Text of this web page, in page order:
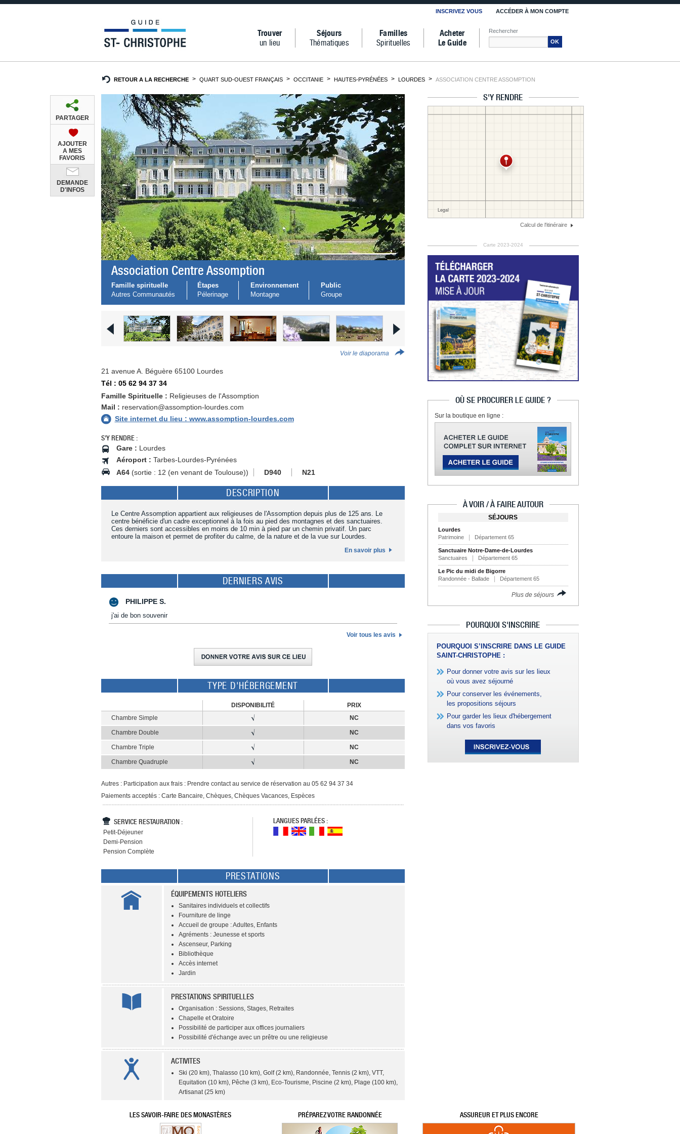
INSCRIVEZ VOUS ACCÉDER À MON COMPTE
Trouver
un lieu
Séjours
Thématiques
Familles
Spirituelles
Acheter
Le Guide
Rechercher
OK
RETOUR A LA RECHERCHE QUART SUD-OUEST FRANÇAIS OCCITANIE HAUTES-PYRÉNÉES LOURDES ASSOCIATION CENTRE ASSOMPTION
Association Centre Assomption
Famille spirituelle
Autres Communautés
Étapes
Pélerinage
Environnement
Montagne
Public
Groupe
Voir le diaporama
21 avenue A. Béguère 65100 Lourdes
Tél : 05 62 94 37 34
Famille Spirituelle : Religieuses de l'Assomption
Mail : reservation@assomption-lourdes.com
Site internet du lieu : www.assomption-lourdes.com
S'Y RENDRE :
Gare : Lourdes
Aéroport : Tarbes-Lourdes-Pyrénées
A64 (sortie : 12 (en venant de Toulouse)) D940 N21
DESCRIPTION
Le Centre Assomption appartient aux religieuses de l'Assomption depuis plus de 125 ans. Le
centre bénéficie d'un cadre exceptionnel à la fois au pied des montagnes et des sanctuaires.
Ces derniers sont accessibles en moins de 10 min à pied par un chemin privatif. Un parc
entoure la maison et permet de profiter du calme, de la nature et de la vue sur Lourdes.
En savoir plus
DERNIERS AVIS
PHILIPPE S.
j'ai de bon souvenir
Voir tous les avis
TYPE D'HÉBERGEMENT
DISPONIBILITÉ
PRIX
Chambre Simple
NC
Chambre Double NC
Chambre Triple NC
Chambre Quadruple NC
Autres : Participation aux frais : Prendre contact au service de réservation au 05 62 94 37 34
Paiements acceptés : Carte Bancaire, Chèques, Chèques Vacances, Espèces
SERVICE RESTAURATION :
Petit-Déjeuner
Demi-Pension
Pension Complète
LANGUES PARLÉES :
PRESTATIONS
ÉQUIPEMENTS HOTELIERS
Sanitaires individuels et collectifs
Fourniture de linge
Accueil de groupe : Adultes, Enfants
Agréments : Jeunesse et sports
Ascenseur, Parking
Bibliothèque
Accès internet
Jardin
PRESTATIONS SPIRITUELLES
Organisation : Sessions, Stages, Retraites
Chapelle et Oratoire
Possibilité de participer aux offices journaliers
Possibilité d'échange avec un prêtre ou une religieuse
ACTIVITES
Ski (20 km), Thalasso (10 km), Golf (2 km), Randonnée, Tennis (2 km), VTT,
Equitation (10 km), Pêche (3 km), Eco-Tourisme, Piscine (2 km), Plage (100 km),
Artisanat (25 km)
PARTAGER
AJOUTER
A MES
FAVORIS
DEMANDE
D'INFOS
S'Y RENDRE
Calcul de l'itinéraire
Carte 2023-2024
OÙ SE PROCURER LE GUIDE ?
Sur la boutique en ligne :
À VOIR / À FAIRE AUTOUR
SÉJOURS
Lourdes
Patrimoine
Département 65
Sanctuaire Notre-Dame-de-Lourdes
Sanctuaires
Département 65
Le Pic du midi de Bigorre
Randonnée - Ballade
Département 65
Plus de séjours
POURQUOI S'INSCRIRE
POURQUOI S’INSCRIRE DANS LE GUIDE
SAINT-CHRISTOPHE :
Pour donner votre avis sur les lieux
où vous avez séjourné
Pour conserver les événements,
les propositions séjours
Pour garder les lieux d'hébergement
dans vos favoris
LES SAVOIR-FAIRE DES MONASTÈRES PRÉPAREZ VOTRE RANDONNÉE ASSUREUR ET PLUS ENCORE